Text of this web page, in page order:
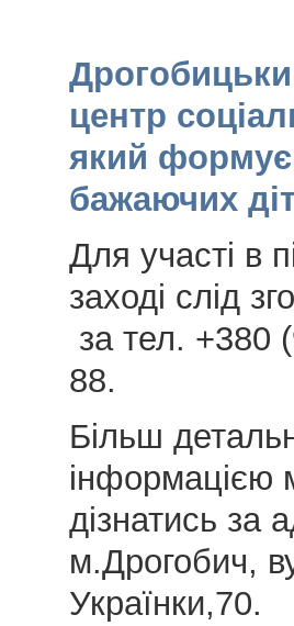
центр
який формує
бажаючих
Для участі в
заході слід
за тел. +380
88.
Більш
інформацією
дізнатись за
м.Дрогобич,
Українки,70.